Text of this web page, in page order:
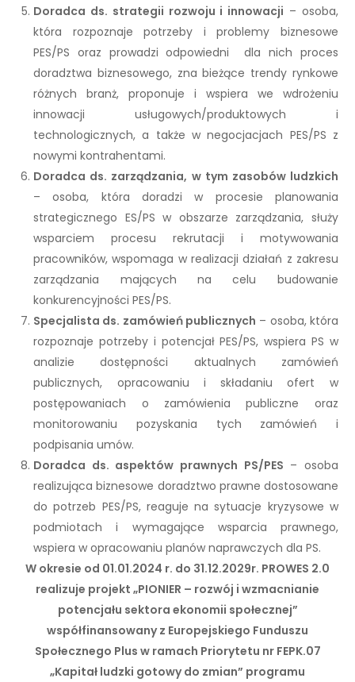
Doradca ds. strategii rozwoju i innowacji – osoba,
która rozpoznaje potrzeby i problemy biznesowe
PES/PS oraz prowadzi odpowiedni dla nich proces
doradztwa biznesowego, zna bieżące trendy rynkowe
różnych branż, proponuje i wspiera we wdrożeniu
innowacji usługowych/produktowych i
technologicznych, a także w negocjacjach PES/PS z
nowymi kontrahentami.
Doradca ds. zarządzania, w tym zasobów ludzkich
– osoba, która doradzi w procesie planowania
strategicznego ES/PS w obszarze zarządzania, służy
wsparciem procesu rekrutacji i motywowania
pracowników, wspomaga w realizacji działań z zakresu
zarządzania mających na celu budowanie
konkurencyjności PES/PS.
Specjalista ds. zamówień publicznych – osoba, która
rozpoznaje potrzeby i potencjał PES/PS, wspiera PS w
analizie dostępności aktualnych zamówień
publicznych, opracowaniu i składaniu ofert w
postępowaniach o zamówienia publiczne oraz
monitorowaniu pozyskania tych zamówień i
podpisania umów.
Doradca ds. aspektów prawnych PS/PES – osoba
realizująca biznesowe doradztwo prawne dostosowane
do potrzeb PES/PS, reaguje na sytuacje kryzysowe w
podmiotach i wymagające wsparcia prawnego,
wspiera w opracowaniu planów naprawczych dla PS.
W okresie od 01.01.2024 r. do 31.12.2029r. PROWES 2.0
realizuje projekt „PIONIER – rozwój i wzmacnianie
potencjału sektora ekonomii społecznej”
współfinansowany z Europejskiego Funduszu
Społecznego Plus w ramach Priorytetu nr FEPK.07
„Kapitał ludzki gotowy do zmian” programu